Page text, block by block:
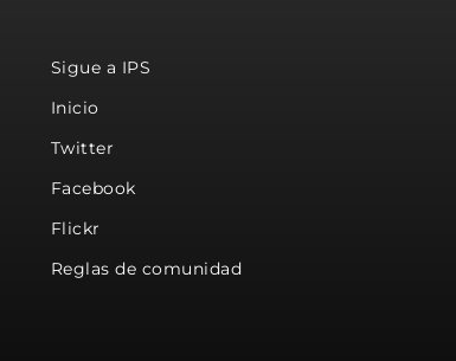
Sigue a IPS
Inicio
Twitter
Facebook
Flickr
Reglas de comunidad